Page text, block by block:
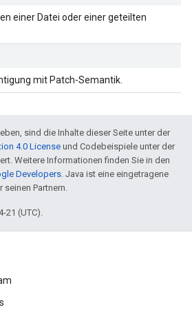
einer Datei oder einer geteilten
mit Patch-Semantik.
sind die Inhalte dieser Seite unter der
4.0 License und Codebeispiele unter der
Weitere Informationen finden Sie in den
Developers. Java ist eine eingetragene
seinen Partnern.
21 (UTC).